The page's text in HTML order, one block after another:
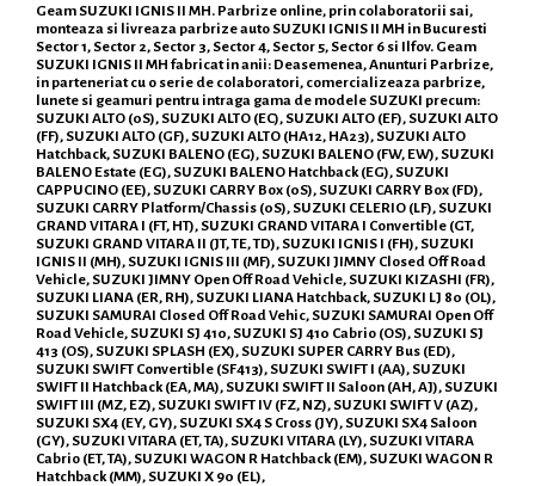
Geam SUZUKI IGNIS II MH. Parbrize online, prin colaboratorii sai,
monteaza si livreaza parbrize auto SUZUKI IGNIS II MH in Bucuresti
Sector 1, Sector 2, Sector 3, Sector 4, Sector 5, Sector 6 si Ilfov. Geam
SUZUKI IGNIS II MH fabricat in anii: Deasemenea, Anunturi Parbrize,
in parteneriat cu o serie de colaboratori, comercializeaza parbrize,
lunete si geamuri pentru intraga gama de modele SUZUKI precum:
SUZUKI ALTO (0S), SUZUKI ALTO (EC), SUZUKI ALTO (EF), SUZUKI ALTO
(FF), SUZUKI ALTO (GF), SUZUKI ALTO (HA12, HA23), SUZUKI ALTO
Hatchback, SUZUKI BALENO (EG), SUZUKI BALENO (FW, EW), SUZUKI
BALENO Estate (EG), SUZUKI BALENO Hatchback (EG), SUZUKI
CAPPUCINO (EE), SUZUKI CARRY Box (0S), SUZUKI CARRY Box (FD),
SUZUKI CARRY Platform/Chassis (0S), SUZUKI CELERIO (LF), SUZUKI
GRAND VITARA I (FT, HT), SUZUKI GRAND VITARA I Convertible (GT,
SUZUKI GRAND VITARA II (JT, TE, TD), SUZUKI IGNIS I (FH), SUZUKI
IGNIS II (MH), SUZUKI IGNIS III (MF), SUZUKI JIMNY Closed Off Road
Vehicle, SUZUKI JIMNY Open Off Road Vehicle, SUZUKI KIZASHI (FR),
SUZUKI LIANA (ER, RH), SUZUKI LIANA Hatchback, SUZUKI LJ 80 (OL),
SUZUKI SAMURAI Closed Off Road Vehic, SUZUKI SAMURAI Open Off
Road Vehicle, SUZUKI SJ 410, SUZUKI SJ 410 Cabrio (OS), SUZUKI SJ
413 (OS), SUZUKI SPLASH (EX), SUZUKI SUPER CARRY Bus (ED),
SUZUKI SWIFT Convertible (SF413), SUZUKI SWIFT I (AA), SUZUKI
SWIFT II Hatchback (EA, MA), SUZUKI SWIFT II Saloon (AH, AJ), SUZUKI
SWIFT III (MZ, EZ), SUZUKI SWIFT IV (FZ, NZ), SUZUKI SWIFT V (AZ),
SUZUKI SX4 (EY, GY), SUZUKI SX4 S Cross (JY), SUZUKI SX4 Saloon
(GY), SUZUKI VITARA (ET, TA), SUZUKI VITARA (LY), SUZUKI VITARA
Cabrio (ET, TA), SUZUKI WAGON R Hatchback (EM), SUZUKI WAGON R
Hatchback (MM), SUZUKI X 90 (EL),